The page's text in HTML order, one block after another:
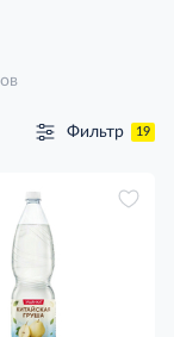
Фильтр 19